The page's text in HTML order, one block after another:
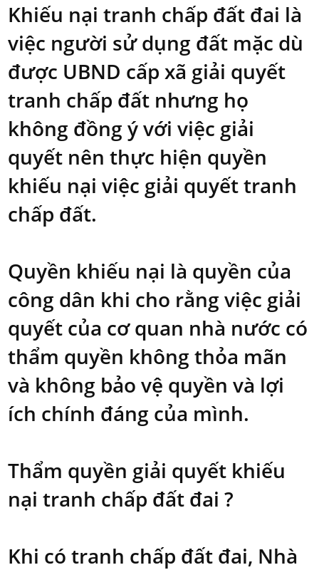
Khiếu nại tranh chấp đất đai là
việc người sử dụng đất mặc dù
được UBND cấp xã giải quyết
tranh chấp đất nhưng họ
không đồng ý với việc giải
quyết nên thực hiện quyền
khiếu nại việc giải quyết tranh
chấp đất.
Quyền khiếu nại là quyền của
công dân khi cho rằng việc giải
quyết của cơ quan nhà nước có
thẩm quyền không thỏa mãn
và không bảo vệ quyền và lợi
ích chính đáng của mình.
Thẩm quyền giải quyết khiếu
nại tranh chấp đất đai ?
Khi có tranh chấp đất đai, Nhà